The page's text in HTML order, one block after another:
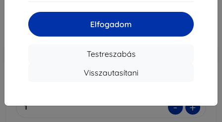
Elfogadom
Testreszabás
Visszautasítani
3 771 Ft
Ár ÁFA nelkül
Kedvezmény kuponnalEXTRA10
- +